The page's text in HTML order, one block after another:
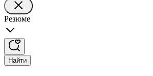
Резюме
Найти